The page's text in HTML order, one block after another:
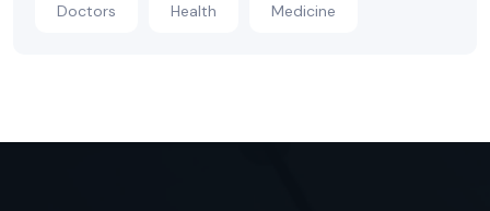
Doctors Health Medicine